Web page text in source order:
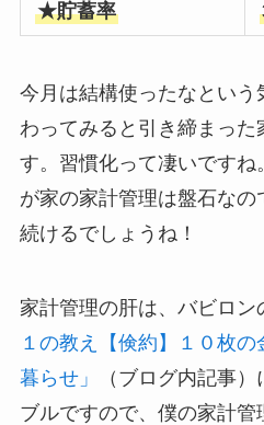
★貯蓄率
今月は結構使ったなという
わってみると引き締まった
す。習慣化って凄いです
が家の家計管理は盤石なの
続けるでしょうね！
家計管理の肝は、バビロン
１の教え【倹約】１０枚
暮らせ」
（ブログ内記事
ブルですので、僕の家計